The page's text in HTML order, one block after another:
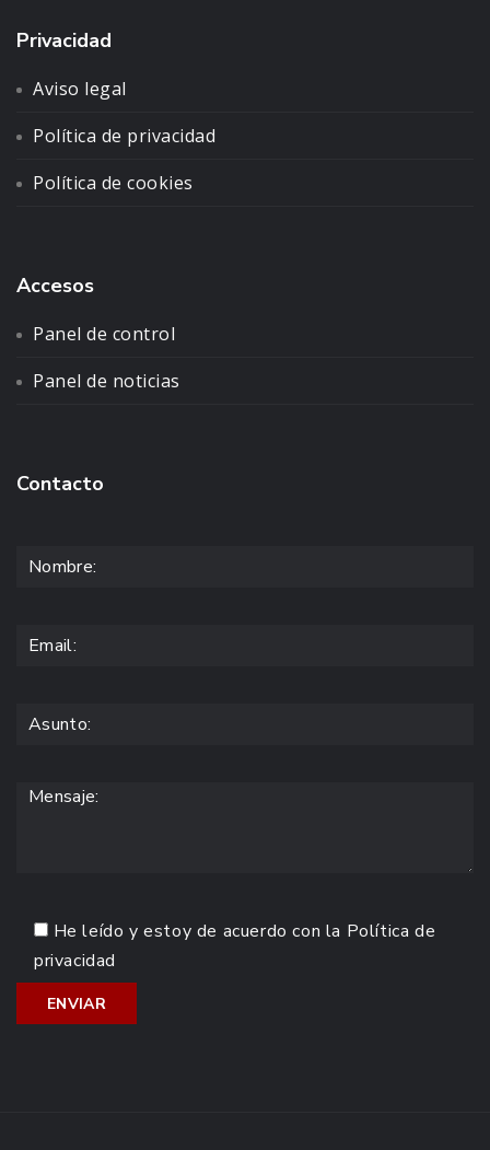
Privacidad
Aviso legal
Política de privacidad
Política de cookies
Accesos
Panel de control
Panel de noticias
Contacto
He leído y estoy de acuerdo con la Política de
privacidad